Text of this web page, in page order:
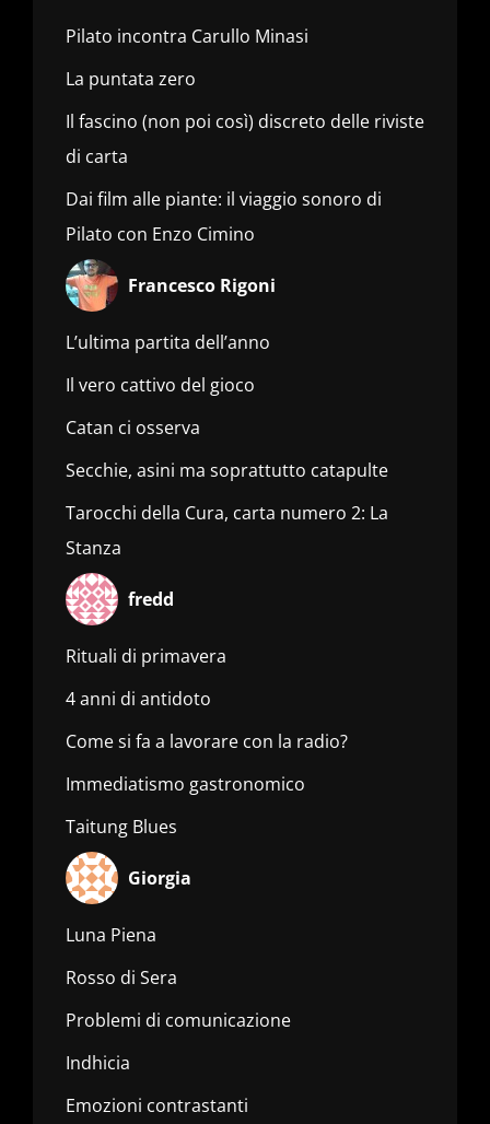
Pilato incontra Carullo Minasi
La puntata zero
Il fascino (non poi così) discreto delle riviste
di carta
Dai film alle piante: il viaggio sonoro di
Pilato con Enzo Cimino
Francesco Rigoni
L’ultima partita dell’anno
Il vero cattivo del gioco
Catan ci osserva
Secchie, asini ma soprattutto catapulte
Tarocchi della Cura, carta numero 2: La
Stanza
fredd
Rituali di primavera
4 anni di antidoto
Come si fa a lavorare con la radio?
Immediatismo gastronomico
Taitung Blues
Giorgia
Luna Piena
Rosso di Sera
Problemi di comunicazione
Indhicia
Emozioni contrastanti